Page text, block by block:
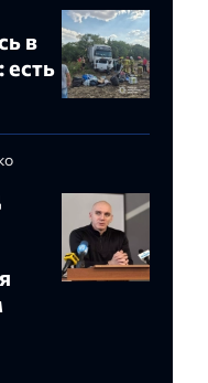
площадке на
в
повредилось
в
есть